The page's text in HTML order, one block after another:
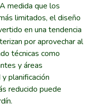
A medida que los
limitados, el diseño
en una tendencia
por aprovechar al
técnicas como
y áreas
planificación
reducido puede